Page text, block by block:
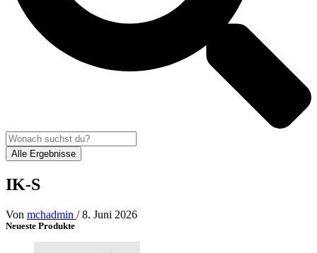
Alle Ergebnisse
IK-S
Von mchadmin /8. Juni 2026
Neueste Produkte